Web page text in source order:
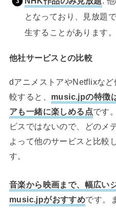
となっており、見放題
生することがあります。
他社サービスとの比較
dアニメストアやNetflixな
較すると、 music.jpの特徴
アも一緒に楽しめる点です
ビスではないので、どのメ
よって他のサービスと比較
す。
音楽から映画まで、幅広い
music.jpがおすすめです。